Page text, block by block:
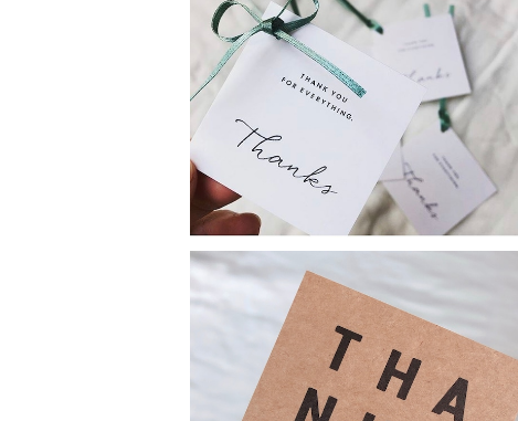
100枚〜サンキューカード《シンプル》
¥2,500
SOLD OUT
SOLD OUT